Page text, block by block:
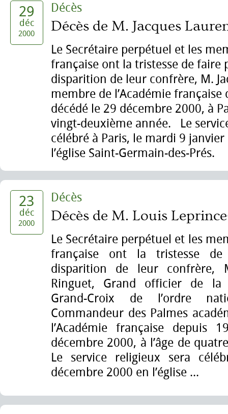
29
déc
2000
Décès
Décès de M. Jacques
Le Secrétaire perpétuel et les
française ont la tristesse de faire
disparition de leur confrère, M.
membre de l’Académie française
décédé le 29 décembre 2000, à
vingt-deuxième année. Le
célébré à Paris, le mardi 9
l’église Saint-Germain-des-Prés.
23
déc
2000
Décès
Décès de M. Louis
Le Secrétaire perpétuel et les
française ont la tristesse
disparition de leur confrère,
Ringuet, Grand officier de la
Grand-Croix de l’ordre
Commandeur des Palmes
l’Académie française depuis
décembre 2000, à l’âge de
Le service religieux sera
décembre 2000 en l’église ...